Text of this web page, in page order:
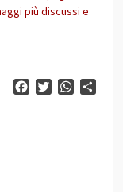
più discussi e
FacebookTwitter